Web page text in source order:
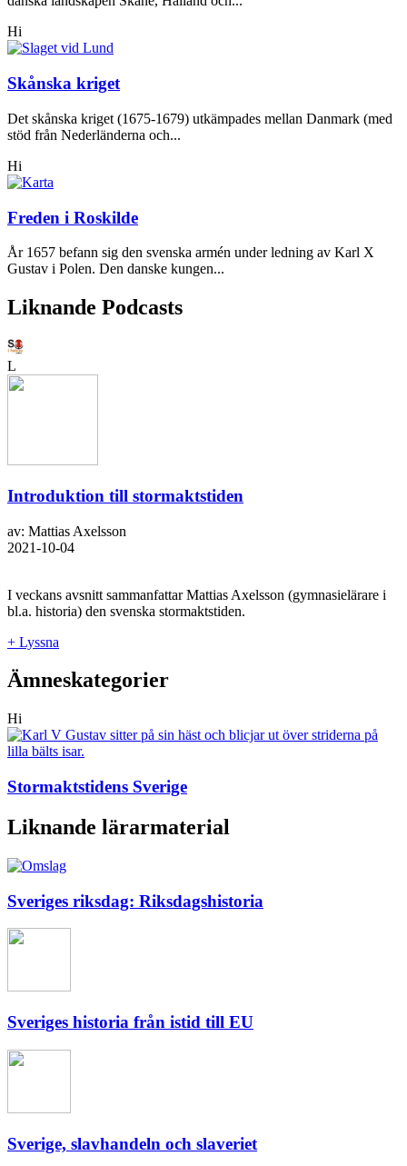
Hi
Skånska kriget
Det skånska kriget (1675-1679) utkämpades mellan Danmark (med
stöd från Nederländerna och...
Hi
Freden i Roskilde
År 1657 befann sig den svenska armén under ledning av Karl X
Gustav i Polen. Den danske kungen...
Liknande Podcasts
L
Introduktion till stormaktstiden
av: Mattias Axelsson
2021-10-04
I veckans avsnitt sammanfattar Mattias Axelsson (gymnasielärare i
bl.a. historia) den svenska stormaktstiden.
+ Lyssna
Ämneskategorier
Hi
Stormaktstidens Sverige
Liknande lärarmaterial
Sveriges riksdag: Riksdagshistoria
Sveriges historia från istid till EU
Sverige, slavhandeln och slaveriet